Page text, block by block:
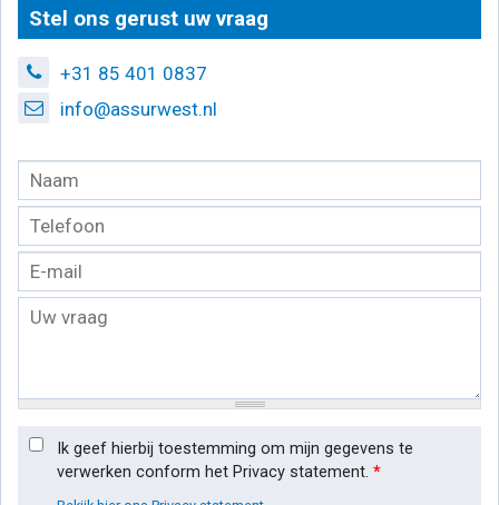
Stel ons gerust uw vraag
+31 85 401 0837
info@assurwest.nl
Ik geef hierbij toestemming om mijn gegevens te
verwerken conform het Privacy statement. *